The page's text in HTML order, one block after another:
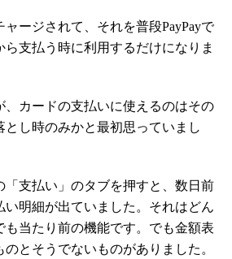
ャージされて、それを普段PayPayで
支払う時に利用するだけになりま
、カードの支払いに使えるのはその
とし時のみかと最初思っていまし
「支払い」のタブを押すと、数日前
い明細が出ていました。それはどん
も当たり前の機能です。でも金額表
とそうでないものがありました。